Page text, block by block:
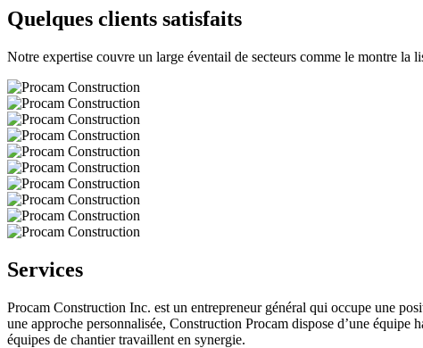
Quelques clients satisfaits
Notre expertise couvre un large éventail de secteurs comme le montre la
Services
Procam Construction Inc. est un entrepreneur général qui occupe une
une approche personnalisée, Construction Procam dispose d’une
équipes de chantier travaillent en synergie.